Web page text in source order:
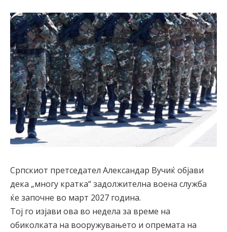
Српскиот претседател Александар Вучиќ објави
дека „многу кратка“ задолжителна воена служба
ќе започне во март 2027 година.
Тој го изјави ова во недела за време на
обиколката на вооружувањето и опремата на